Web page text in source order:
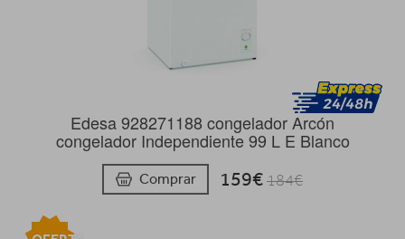
Edesa 928271188 congelador Arcón
congelador Independiente 99 L E Blanco
Comprar 159€184€